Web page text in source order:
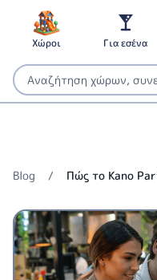
Χώροι Για εσένα
Blog /
Πώς το Kano